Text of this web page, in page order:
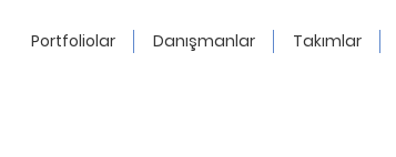
Portfoliolar Danışmanlar Takımlar